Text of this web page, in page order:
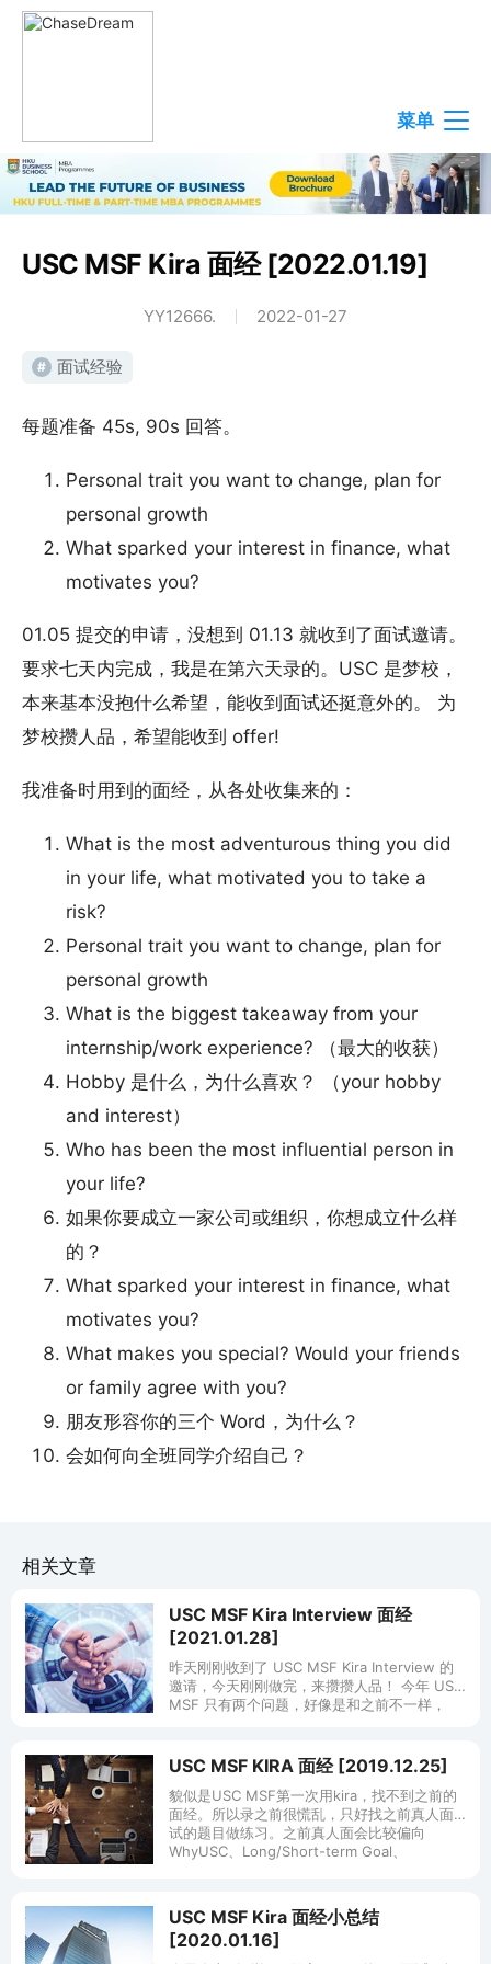
菜单
USC MSF Kira 面经 [2022.01.19]
YY12666. 2022-01-27
# 面试经验
每题准备 45s, 90s 回答。
Personal trait you want to change, plan for
personal growth
What sparked your interest in finance, what
motivates you?
01.05 提交的申请，没想到 01.13 就收到了面试邀请。
要求七天内完成，我是在第六天录的。USC 是梦校，
本来基本没抱什么希望，能收到面试还挺意外的。 为
梦校攒人品，希望能收到 offer!
我准备时用到的面经，从各处收集来的：
What is the most adventurous thing you did
in your life, what motivated you to take a
risk?
Personal trait you want to change, plan for
personal growth
What is the biggest takeaway from your
internship/work experience? （最大的收获）
Hobby 是什么，为什么喜欢？ （your hobby
and interest）
Who has been the most influential person in
your life?
如果你要成立一家公司或组织，你想成立什么样
的？
What sparked your interest in finance, what
motivates you?
What makes you special? Would your friends
or family agree with you?
朋友形容你的三个 Word，为什么？
会如何向全班同学介绍自己？
相关文章
USC MSF Kira Interview 面经
[2021.01.28]
昨天刚刚收到了 USC MSF Kira Interview 的
邀请，今天刚刚做完，来攒攒人品！ 今年 USC
MSF 只有两个问题，好像是和之前不一样，
USC MSF KIRA 面经 [2019.12.25]
貌似是USC MSF第一次用kira，找不到之前的
面经。所以录之前很慌乱，只好找之前真人面
试的题目做练习。之前真人面会比较偏向
WhyUSC、Long/Short-term Goal、
USC MSF Kira 面经小总结
[2020.01.16]